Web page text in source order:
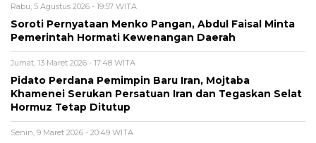
Rabu, 5 Agustus 2026 - 19:57 WITA
Soroti Pernyataan Menko Pangan, Abdul Faisal Minta
Pemerintah Hormati Kewenangan Daerah
Jumat, 13 Maret 2026 - 17:48 WITA
Pidato Perdana Pemimpin Baru Iran, Mojtaba
Khamenei Serukan Persatuan Iran dan Tegaskan Selat
Hormuz Tetap Ditutup
Senin, 9 Maret 2026 - 20:49 WITA